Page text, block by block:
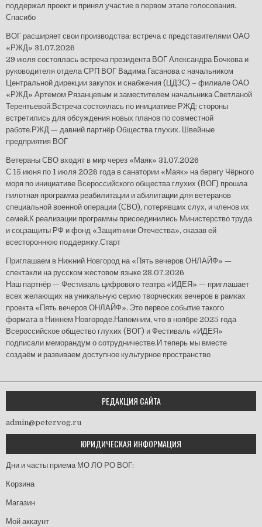
поддержал проект и принял участие в первом этапе голосования.
Спасибо
ВОГ расширяет свои производства: встреча с представителями ОАО
«РЖД» 31.07.2026
29 июля состоялась встреча президента ВОГ Александра Бочкова и
руководителя отдела СРП ВОГ Вадима Гасанова с начальником
Центральной дирекции закупок и снабжения (ЦДЗС) – филиале ОАО
«РЖД» Артемом Рязанцевым и заместителем начальника Светланой
Терентьевой.Встреча состоялась по инициативе РЖД: стороны
встретились для обсуждения новых планов по совместной
работе.РЖД — давний партнёр Общества глухих. Швейные
предприятия ВОГ
Ветераны СВО входят в мир через «Маяк» 31.07.2026
С 15 июня по 1 июля 2026 года в санатории «Маяк» на берегу Чёрного
моря по инициативе Всероссийского общества глухих (ВОГ) прошла
пилотная программа реабилитации и абилитации для ветеранов
специальной военной операции (СВО), потерявших слух, и членов их
семей.К реализации программы присоединились Министерство труда
и соцзащиты РФ и фонд «Защитники Отечества», оказав ей
всестороннюю поддержку.Старт
Приглашаем в Нижний Новгород на «Пять вечеров ОНЛАЙФ» —
спектакли на русском жестовом языке 28.07.2026
Наш партнёр — Фестиваль цифрового театра «ИДЕЯ» — приглашает
всех желающих на уникальную серию творческих вечеров в рамках
проекта «Пять вечеров ОНЛАЙФ». Это первое событие такого
формата в Нижнем Новгороде.Напомним, что в ноябре 2025 года
Всероссийское общество глухих (ВОГ) и Фестиваль «ИДЕЯ»
подписали меморандум о сотрудничестве.И теперь мы вместе
создаём и развиваем доступное культурное пространство
РЕДАКЦИЯ САЙТА
admin@petervog.ru
ЮРИДИЧЕСКАЯ ИНФОРМАЦИЯ
Дни и часты приема МО ЛО РО ВОГ:
Корзина
Магазин
Мой аккаунт